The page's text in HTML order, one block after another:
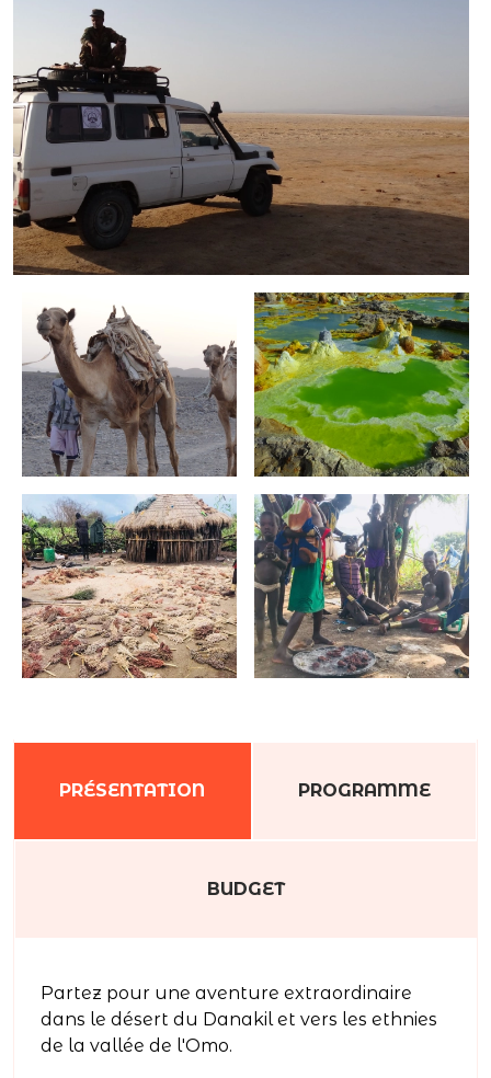
PRÉSENTATION PROGRAMME
BUDGET
Partez pour une aventure extraordinaire
dans le désert du Danakil et vers les ethnies
de la vallée de l'Omo.